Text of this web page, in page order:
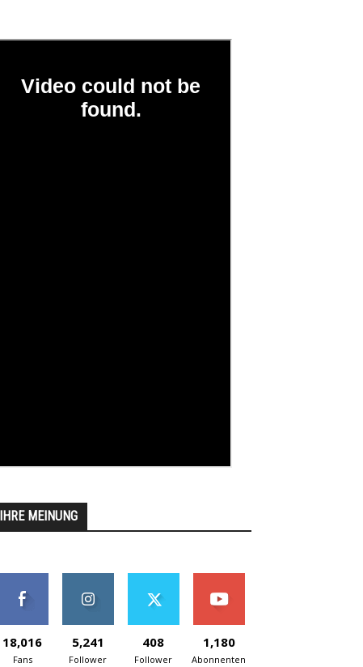
IHRE MEINUNG
18,016
Fans
5,241
Follower
408
Follower
1,180
Abonnenten